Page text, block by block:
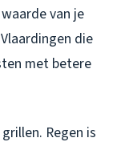
van je
die
met betere
Regen is